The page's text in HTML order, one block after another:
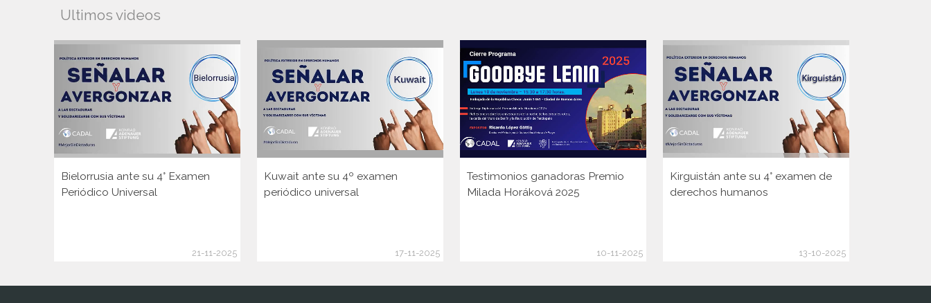
Ultimos videos
Bielorrusia ante su 4° Examen
Periódico Universal
21-11-2025
Kuwait ante su 4º examen
periódico universal
17-11-2025
Testimonios ganadoras Premio
Milada Horáková 2025
10-11-2025
Kirguistán ante su 4° examen de
derechos humanos
13-10-2025